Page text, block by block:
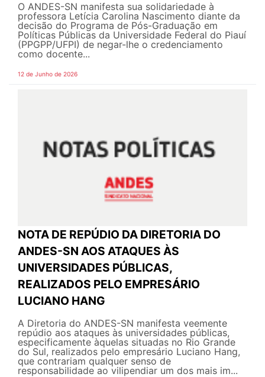
O ANDES-SN manifesta sua solidariedade à
professora Letícia Carolina Nascimento diante da
decisão do Programa de Pós-Graduação em
Políticas Públicas da Universidade Federal do Piauí
(PPGPP/UFPI) de negar-lhe o credenciamento
como docente...
12 de Junho de 2026
NOTA DE REPÚDIO DA DIRETORIA DO
ANDES-SN AOS ATAQUES ÀS
UNIVERSIDADES PÚBLICAS,
REALIZADOS PELO EMPRESÁRIO
LUCIANO HANG
A Diretoria do ANDES-SN manifesta veemente
repúdio aos ataques às universidades públicas,
especificamente àquelas situadas no Rio Grande
do Sul, realizados pelo empresário Luciano Hang,
que contrariam qualquer senso de
responsabilidade ao vilipendiar um dos mais im...